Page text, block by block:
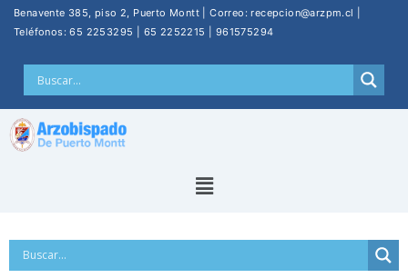
Benavente 385, piso 2, Puerto Montt | Correo: recepcion@arzpm.cl |
Teléfonos: 65 2253295 | 65 2252215 | 961575294